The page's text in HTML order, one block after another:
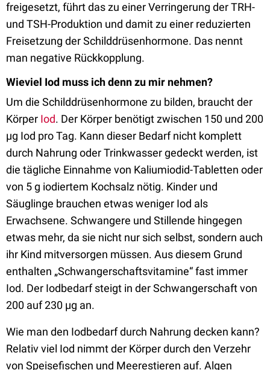
freigesetzt, führt das zu einer Verringerung der TRH-
und TSH-Produktion und damit zu einer reduzierten
Freisetzung der Schilddrüsenhormone. Das nennt
man negative Rückkopplung.
Wieviel Iod muss ich denn zu mir nehmen?
Um die Schilddrüsenhormone zu bilden, braucht der
Körper Iod. Der Körper benötigt zwischen 150 und 200
µg Iod pro Tag. Kann dieser Bedarf nicht komplett
durch Nahrung oder Trinkwasser gedeckt werden, ist
die tägliche Einnahme von Kaliumiodid-Tabletten oder
von 5 g iodiertem Kochsalz nötig. Kinder und
Säuglinge brauchen etwas weniger Iod als
Erwachsene. Schwangere und Stillende hingegen
etwas mehr, da sie nicht nur sich selbst, sondern auch
ihr Kind mitversorgen müssen. Aus diesem Grund
enthalten „Schwangerschaftsvitamine“ fast immer
Iod. Der Iodbedarf steigt in der Schwangerschaft von
200 auf 230 µg an.
Wie man den Iodbedarf durch Nahrung decken kann?
Relativ viel Iod nimmt der Körper durch den Verzehr
von Speisefischen und Meerestieren auf. Algen